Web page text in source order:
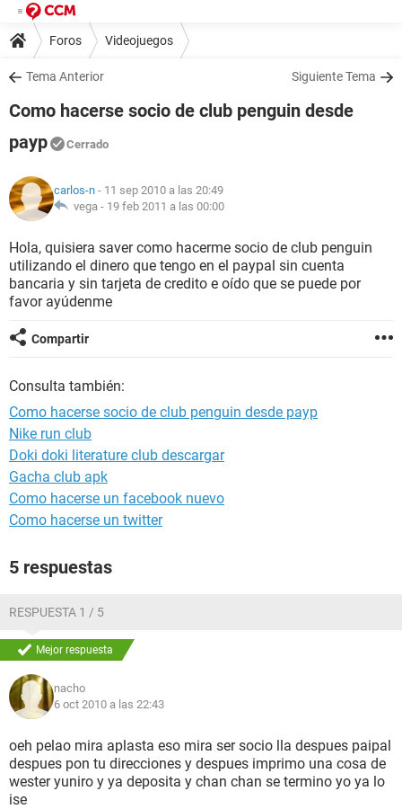
Foros Videojuegos
Tema Anterior Siguiente Tema
Como hacerse socio de club penguin desde
payp
Cerrado
carlos-n - 11 sep 2010 a las 20:49
vega - 19 feb 2011 a las 00:00
Hola, quisiera saver como hacerme socio de club penguin
utilizando el dinero que tengo en el paypal sin cuenta
bancaria y sin tarjeta de credito e oído que se puede por
favor ayúdenme
Compartir
Consulta también:
Como hacerse socio de club penguin desde payp
Nike run club
Doki doki literature club descargar
Gacha club apk
Como hacerse un facebook nuevo
Como hacerse un twitter
5 respuestas
RESPUESTA 1 / 5
Mejor respuesta
nacho
6 oct 2010 a las 22:43
oeh pelao mira aplasta eso mira ser socio lla despues paipal
despues pon tu direcciones y despues imprimo una cosa de
wester yuniro y ya deposita y chan chan se termino yo ya lo
ise